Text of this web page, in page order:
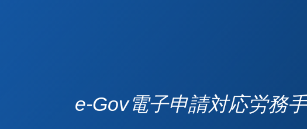
e-Gov電子申請対応労務